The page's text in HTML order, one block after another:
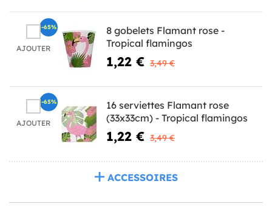
AJOUTER
8 gobelets Flamant rose -
Tropical flamingos
1,22 € 3,49 €
-65%
AJOUTER
16 serviettes Flamant rose
(33x33cm) - Tropical flamingos
1,22 € 3,49 €
-65%
ACCESSOIRES